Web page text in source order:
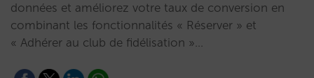
données et améliorez votre taux de conversion en
combinant les fonctionnalités « Réserver » et
« Adhérer au club de fidélisation »…